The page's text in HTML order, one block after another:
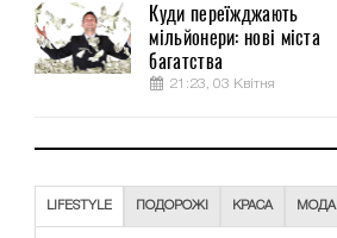
Куди переїжджають
мільйонери: нові міста
багатства
21:23, 03 Квітня
LIFESTYLE ПОДОРОЖІ КРАСА МОДА